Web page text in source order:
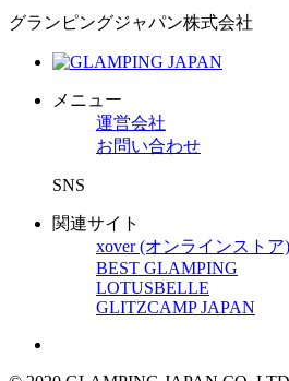
グランピングジャパン株式会社
メニュー
運営会社
お問い合わせ
SNS
関連サイト
xover (オンラインストア)
BEST GLAMPING
LOTUSBELLE
GLITZCAMP JAPAN